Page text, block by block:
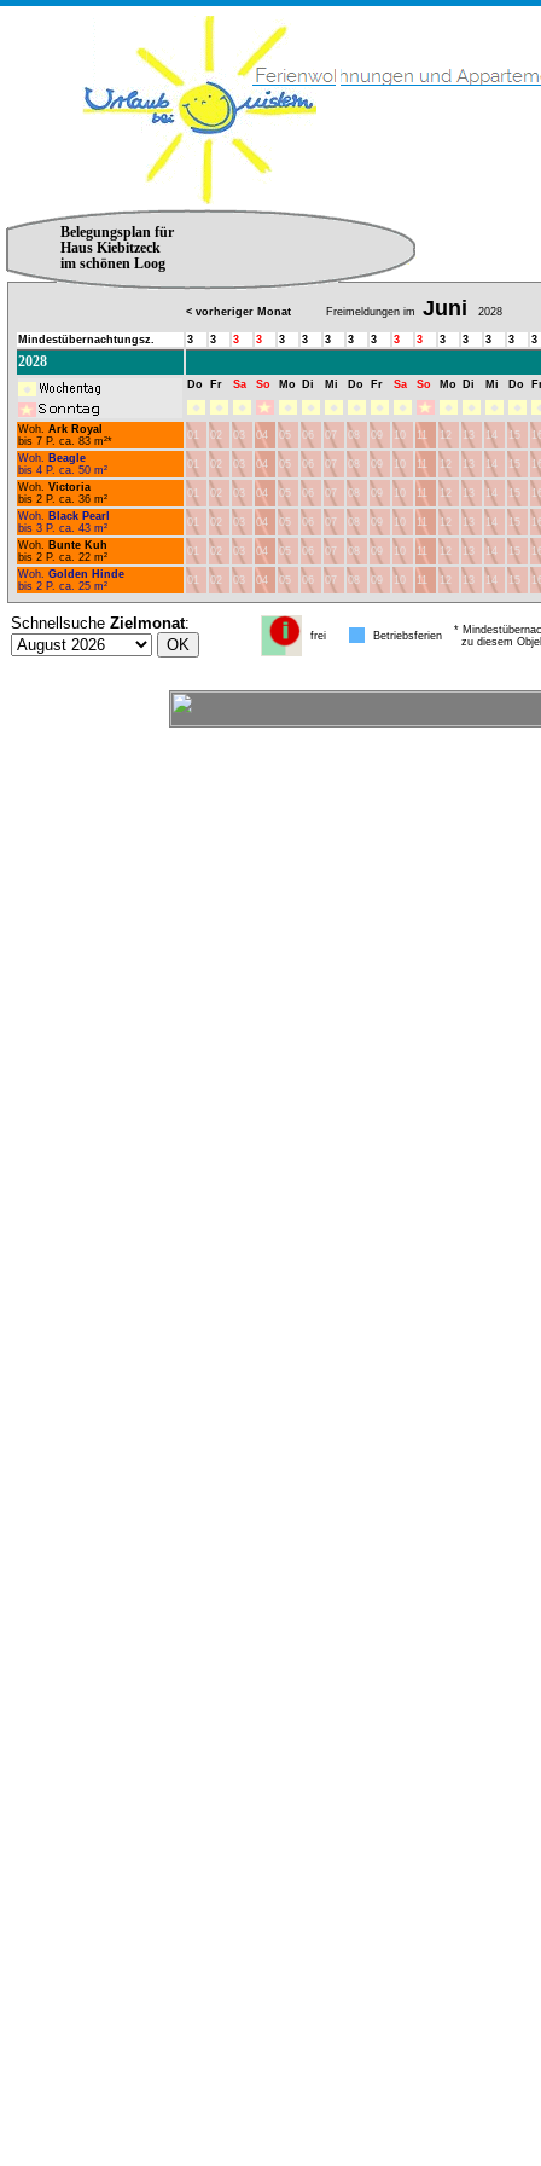
Belegungsplan für
Haus Kiebitzeck
im schönen Loog
< vorheriger Monat Freimeldungen im Juni 2028
Mindestübernachtungsz. 3 3 3 3 3 3 3 3 3 3 3 3 3 3 3 3
2028
Do Fr Sa So Mo Di Mi Do Fr Sa So Mo Di Mi Do
Woh. Ark Royal
bis 7 P. ca. 83 m²*
01 02 03 04 05 06 07 08 09 10 11 12 13 14 15
Woh. Beagle
bis 4 P. ca. 50 m²
01 02 03 04 05 06 07 08 09 10 11 12 13 14 15
Woh. Victoria
bis 2 P. ca. 36 m²
01 02 03 04 05 06 07 08 09 10 11 12 13 14 15
Woh. Black Pearl
bis 3 P. ca. 43 m²
01 02 03 04 05 06 07 08 09 10 11 12 13 14 15
Woh. Bunte Kuh
bis 2 P. ca. 22 m²
01 02 03 04 05 06 07 08 09 10 11 12 13 14 15
Woh. Golden Hinde
bis 2 P. ca. 25 m²
01 02 03 04 05 06 07 08 09 10 11 12 13 14 15
Schnellsuche Zielmonat:
frei Betriebsferien
*
zu diesem